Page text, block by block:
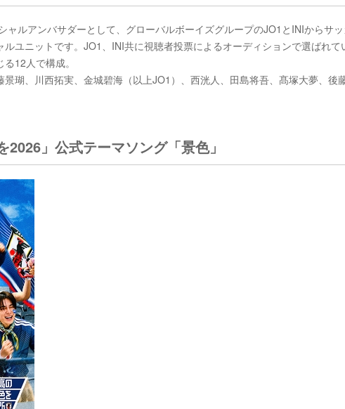
ルアンバサダーとして、グローバルボーイズグループのJO1とINIからサ
ユニットです。JO1、INI共に視聴者投票によるオーディションで選ばれて
12人で構成。
瑚、川西拓実、金城碧海（以上JO1）、西洸人、田島将吾、髙塚大夢、後
」公式テーマソング「景色」